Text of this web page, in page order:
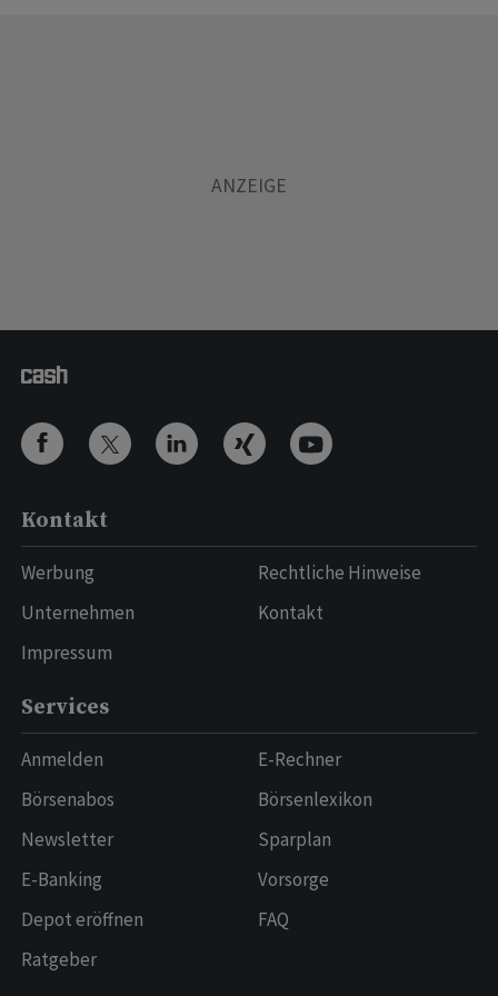
Kontakt
Werbung
Unternehmen
Impressum
Rechtliche Hinweise
Kontakt
Services
Anmelden
Börsenabos
Newsletter
E-Banking
Depot eröffnen
Ratgeber
E-Rechner
Börsenlexikon
Sparplan
Vorsorge
FAQ